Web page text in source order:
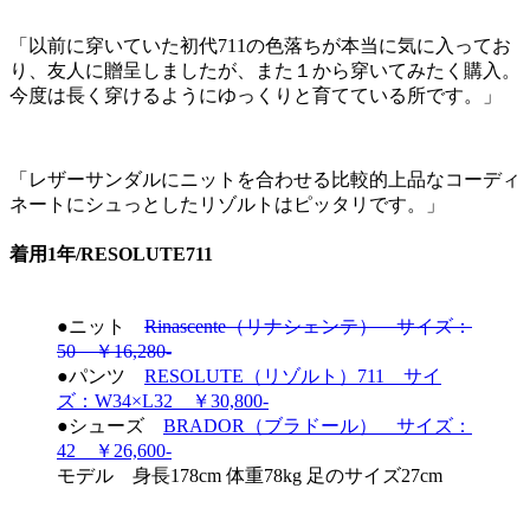
「以前に穿いていた初代711の色落ちが本当に気に入ってお
り、友人に贈呈しましたが、また１から穿いてみたく購入。
今度は長く穿けるようにゆっくりと育てている所です。」
「レザーサンダルにニットを合わせる比較的上品なコーディ
ネートにシュっとしたリゾルトはピッタリです。」
着用1年/RESOLUTE711
●ニット Rinascente（リナシェンテ） サイズ：
50 ￥16,280-
●パンツ RESOLUTE（リゾルト）711 サイ
ズ：W34×L32 ￥30,800-
●シューズ BRADOR（ブラドール） サイズ：
42 ￥26,600-
モデル 身長178cm 体重78kg 足のサイズ27cm